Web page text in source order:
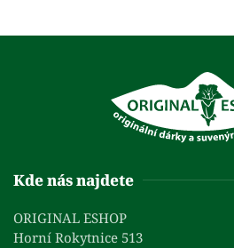
Kde nás najdete
ORIGINAL ESHOP
Horní Rokytnice 513